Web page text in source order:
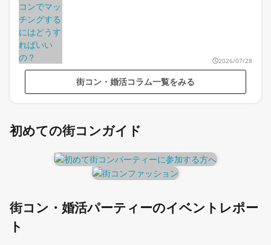
2026/07/28
街コン・婚活コラム一覧をみる
初めての街コンガイド
街コン・婚活パーティーのイベントレポー
ト